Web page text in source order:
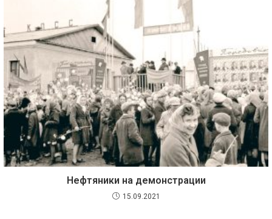
Нефтяники на демонстрации
15.09.2021